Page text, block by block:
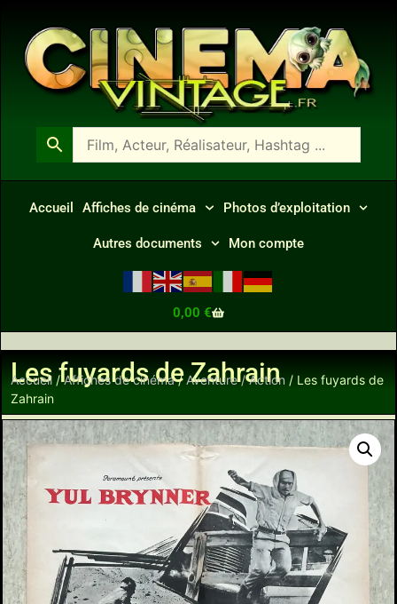
Accueil Affiches de cinéma Photos d’exploitation
Autres documents Mon compte
0,00 €
Les fuyards de Zahrain
Accueil /Affiches de cinéma/Aventure / Action / Les fuyards de
Zahrain